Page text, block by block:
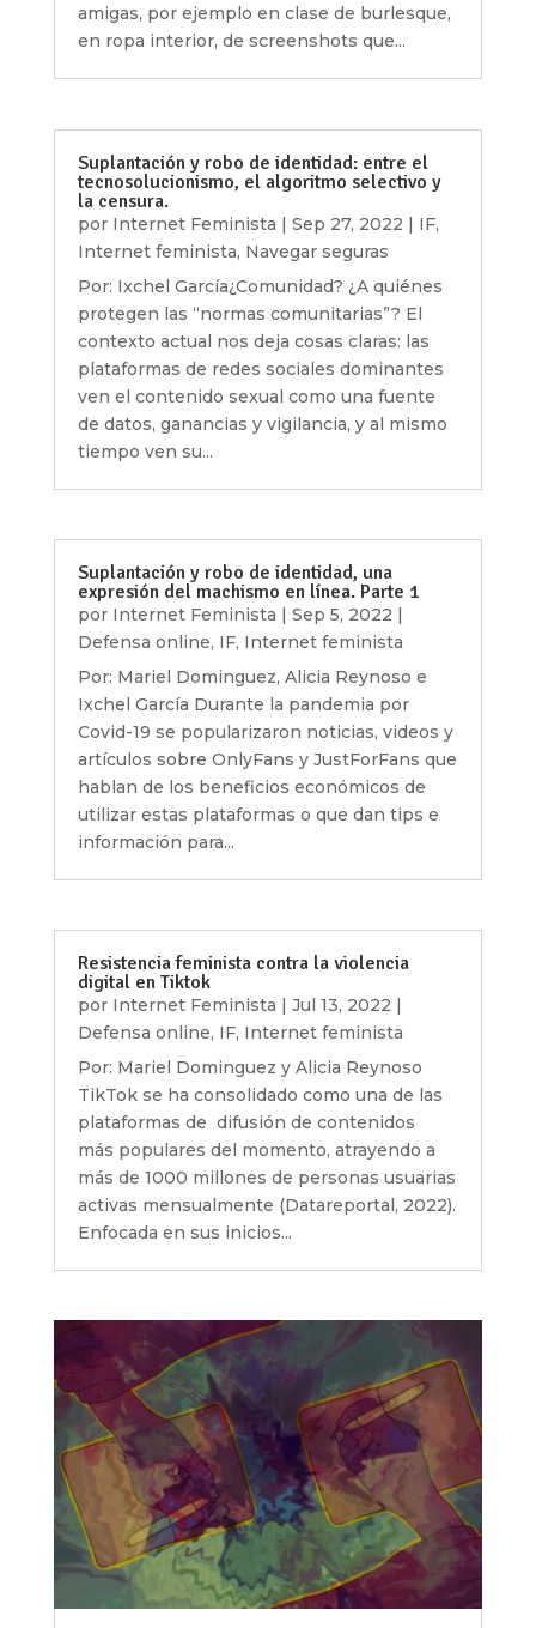
amigas, por ejemplo en clase de burlesque,
en ropa interior, de screenshots que...
Suplantación y robo de identidad: entre el
tecnosolucionismo, el algoritmo selectivo y
la censura.
por Internet Feminista | Sep 27, 2022 | IF,
Internet feminista, Navegar seguras
Por: Ixchel García¿Comunidad? ¿A quiénes
protegen las “normas comunitarias”? El
contexto actual nos deja cosas claras: las
plataformas de redes sociales dominantes
ven el contenido sexual como una fuente
de datos, ganancias y vigilancia, y al mismo
tiempo ven su...
Suplantación y robo de identidad, una
expresión del machismo en línea. Parte 1
por Internet Feminista | Sep 5, 2022 |
Defensa online, IF, Internet feminista
Por: Mariel Dominguez, Alicia Reynoso e
Ixchel García Durante la pandemia por
Covid-19 se popularizaron noticias, videos y
artículos sobre OnlyFans y JustForFans que
hablan de los beneficios económicos de
utilizar estas plataformas o que dan tips e
información para...
Resistencia feminista contra la violencia
digital en Tiktok
por Internet Feminista | Jul 13, 2022 |
Defensa online, IF, Internet feminista
Por: Mariel Dominguez y Alicia Reynoso
TikTok se ha consolidado como una de las
plataformas de difusión de contenidos
más populares del momento, atrayendo a
más de 1000 millones de personas usuarias
activas mensualmente (Datareportal, 2022).
Enfocada en sus inicios...